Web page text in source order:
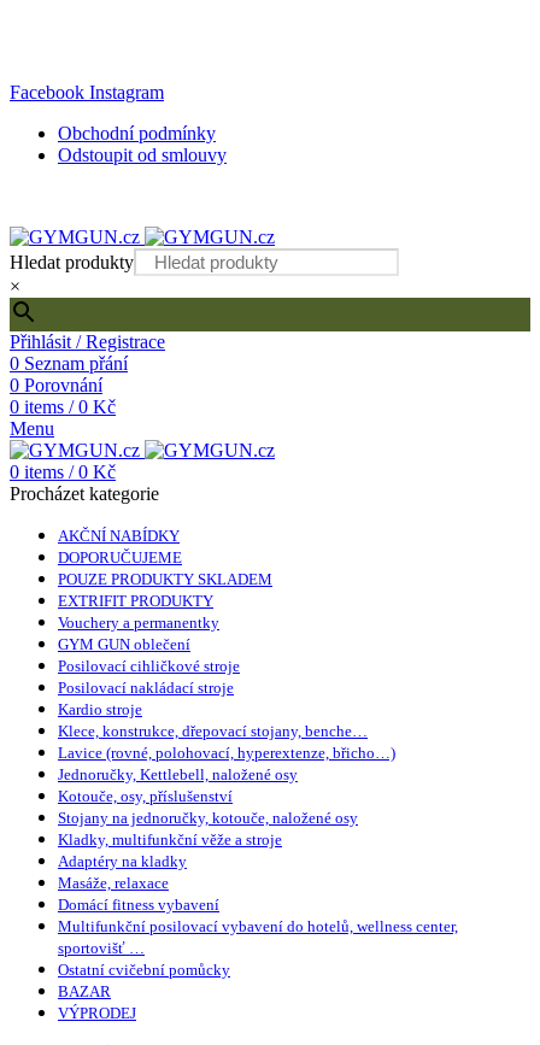
Facebook Instagram
Obchodní podmínky
Odstoupit od smlouvy
Hledat produkty
×
Přihlásit / Registrace
0 Seznam přání
0 Porovnání
0 items / 0 Kč
Menu
0 items / 0 Kč
Procházet kategorie
AKČNÍ NABÍDKY
DOPORUČUJEME
POUZE PRODUKTY SKLADEM
EXTRIFIT PRODUKTY
Vouchery a permanentky
GYM GUN oblečení
Posilovací cihličkové stroje
Posilovací nakládací stroje
Kardio stroje
Klece, konstrukce, dřepovací stojany, benche…
Lavice (rovné, polohovací, hyperextenze, břicho…)
Jednoručky, Kettlebell, naložené osy
Kotouče, osy, příslušenství
Stojany na jednoručky, kotouče, naložené osy
Kladky, multifunkční věže a stroje
Adaptéry na kladky
Masáže, relaxace
Domácí fitness vybavení
Multifunkční posilovací vybavení do hotelů, wellness center,
sportovišť …
Ostatní cvičební pomůcky
BAZAR
VÝPRODEJ